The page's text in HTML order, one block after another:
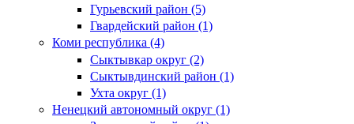
Гурьевский район (5)
Гвардейский район (1)
Коми республика (4)
Сыктывкар округ (2)
Сыктывдинский район (1)
Ухта округ (1)
Ненецкий автономный округ (1)